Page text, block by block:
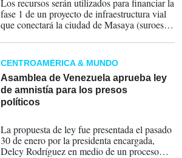
Los recursos serán utilizados para financiar la
fase 1 de un proyecto de infraestructura vial
que conectará la ciudad de Masaya (suroeste)
Managua.
CENTROAMÉRICA & MUNDO
Asamblea de Venezuela aprueba ley
de amnistía para los presos
políticos
La propuesta de ley fue presentada el pasado
30 de enero por la presidenta encargada,
Delcy Rodríguez en medio de un proceso